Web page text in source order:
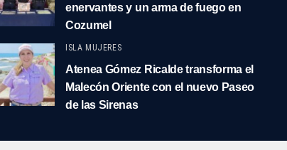
enervantes y un arma de fuego en
Cozumel
ISLA MUJERES
Atenea Gómez Ricalde transforma el
Malecón Oriente con el nuevo Paseo
de las Sirenas